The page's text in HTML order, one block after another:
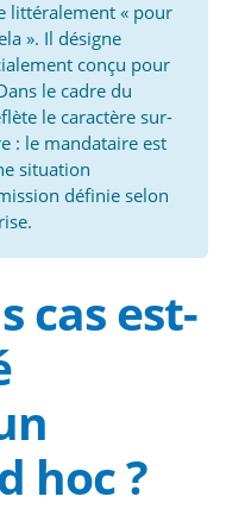
littéralement « pour
». Il désigne
conçu pour
le cadre du
le caractère sur-
: le mandataire est
situation
définie selon
cas est-
hoc ?